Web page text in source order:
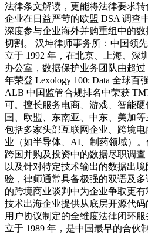
法律条文解读，更能将法律要求
企业在日益严苛的欧盟 DSA 调查
深度参与企业海外并购重组中的
切割。 汉坤律师事务所：中国领
立于 1992 年，在北京、上海、深
办公室，数据保护业务团队由超
年荣登 Lexology 100: Data 全球百
ALB 中国监管合规排名中荣获
可。擅长服务电商、游戏、智能
国、欧盟、东南亚、中东、美加
包括多家头部互联网企业、跨境
业（如半导体、AI、制药领域）
跨国并购及投资中的数据尽职调查
以及针对特定技术输出的数据出
验，律师通常具备极强的双语及
的跨境商业谈判中为企业争取更
技术出海企业提供从底层开源代
用户协议制定的全维度法律闭环
立于 1989 年，是中国最早的合伙